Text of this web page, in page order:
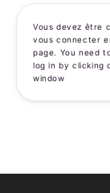
Vous devez être
vous connecter
page. You need
log in by clicking
window